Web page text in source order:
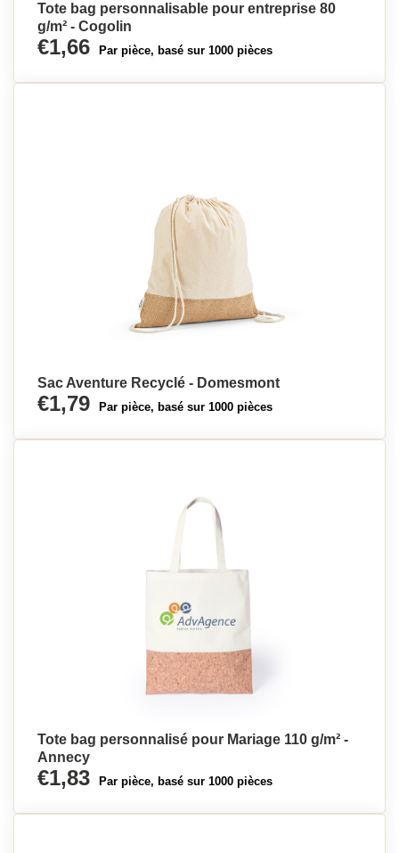
Tote bag personnalisable pour entreprise 80
g/m² - Cogolin
€1,66 Par pièce, basé sur 1000 pièces
Sac Aventure Recyclé - Domesmont
€1,79 Par pièce, basé sur 1000 pièces
Tote bag personnalisé pour Mariage 110 g/m² -
Annecy
€1,83 Par pièce, basé sur 1000 pièces